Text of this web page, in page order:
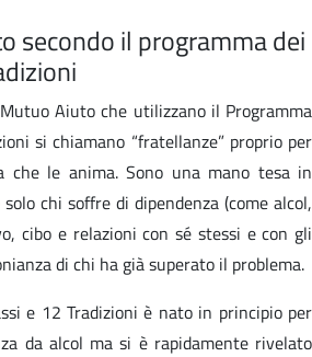
secondo il programma dei
Aiuto che utilizzano il Programma
si chiamano “fratellanze” proprio per
che le anima. Sono una mano tesa in
chi soffre di dipendenza (come alcol,
cibo e relazioni con sé stessi e con gli
di chi ha già superato il problema.
e 12 Tradizioni è nato in principio per
da alcol ma si è rapidamente rivelato